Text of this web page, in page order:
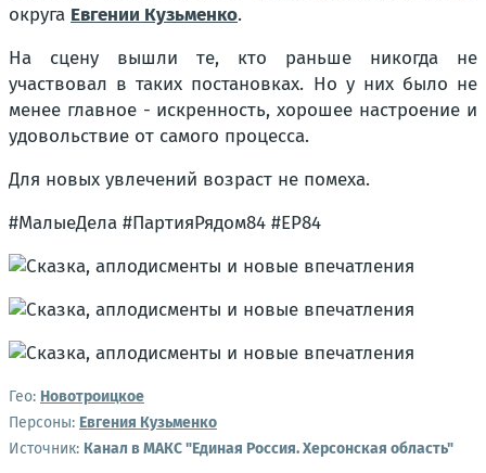
округа Евгении Кузьменко.
На сцену вышли те, кто раньше никогда не
участвовал в таких постановках. Но у них было не
менее главное - искренность, хорошее настроение и
удовольствие от самого процесса.
Для новых увлечений возраст не помеха.
#МалыеДела #ПартияРядом84 #ЕР84
Гео: Новотроицкое
Персоны: Евгения Кузьменко
Источник: Канал в МАКС "Единая Россия. Херсонская область"